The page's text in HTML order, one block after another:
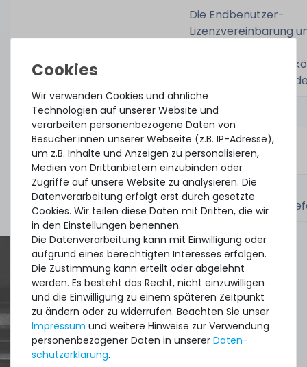
Die Endbenutzer-
Lizenzvereinbarung
Lizenzbedingungen
abgerufen
Zustand:
gebraucht,
wiedervermarktet
Lieferumfang:
1x Lizenzunterlagen
(elektronische
Quick shipment for heavy-weigth servers
an perfect state of the machines. Also
great paying options and Euro VAT
managing.
Wir verwenden Cookies und ähnliche
Technologien auf unserer Website und
verarbeiten personenbezogene Daten von
Besucher:innen unserer Webseite (z.B. IP-Adresse),
um z.B. Inhalte und Anzeigen zu personalisieren,
Medien von Drittanbietern einzubinden oder
Zugriffe auf unsere Website zu analysieren. Die
Datenverarbeitung erfolgt erst durch gesetzte
Cookies. Wir teilen diese Daten mit Dritten, die wir
in den Einstellungen benennen.
Die Datenverarbeitung kann mit Einwilligung oder
aufgrund eines berechtigten Interesses erfolgen.
Die Zustimmung kann erteilt oder abgelehnt
werden. Es besteht das Recht, nicht einzuwilligen
und die Einwilligung zu einem späteren Zeitpunkt
zu ändern oder zu widerrufen. Beachten Sie unser
Impressum und weitere Hinweise zur Verwendung
personenbezogener Daten in unserer Daten­
schutz­erklärung.